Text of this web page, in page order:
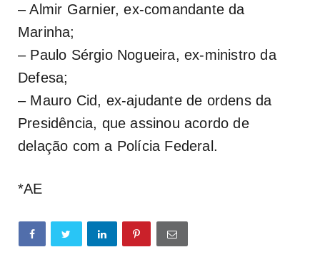
– Almir Garnier, ex-comandante da
Marinha;
– Paulo Sérgio Nogueira, ex-ministro da
Defesa;
– Mauro Cid, ex-ajudante de ordens da
Presidência, que assinou acordo de
delação com a Polícia Federal.
*AE